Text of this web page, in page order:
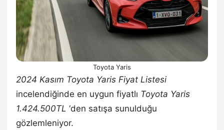
Toyota Yaris
2024 Kasım Toyota Yaris Fiyat Listesi
incelendiğinde en uygun fiyatlı Toyota Yaris
1.424.500TL ‘den satışa sunulduğu
gözlemleniyor.